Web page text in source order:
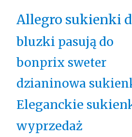
Allegro sukienki
bluzki pasują do
bonprix sweter
dzianinowa
Eleganckie
wyprzedaż